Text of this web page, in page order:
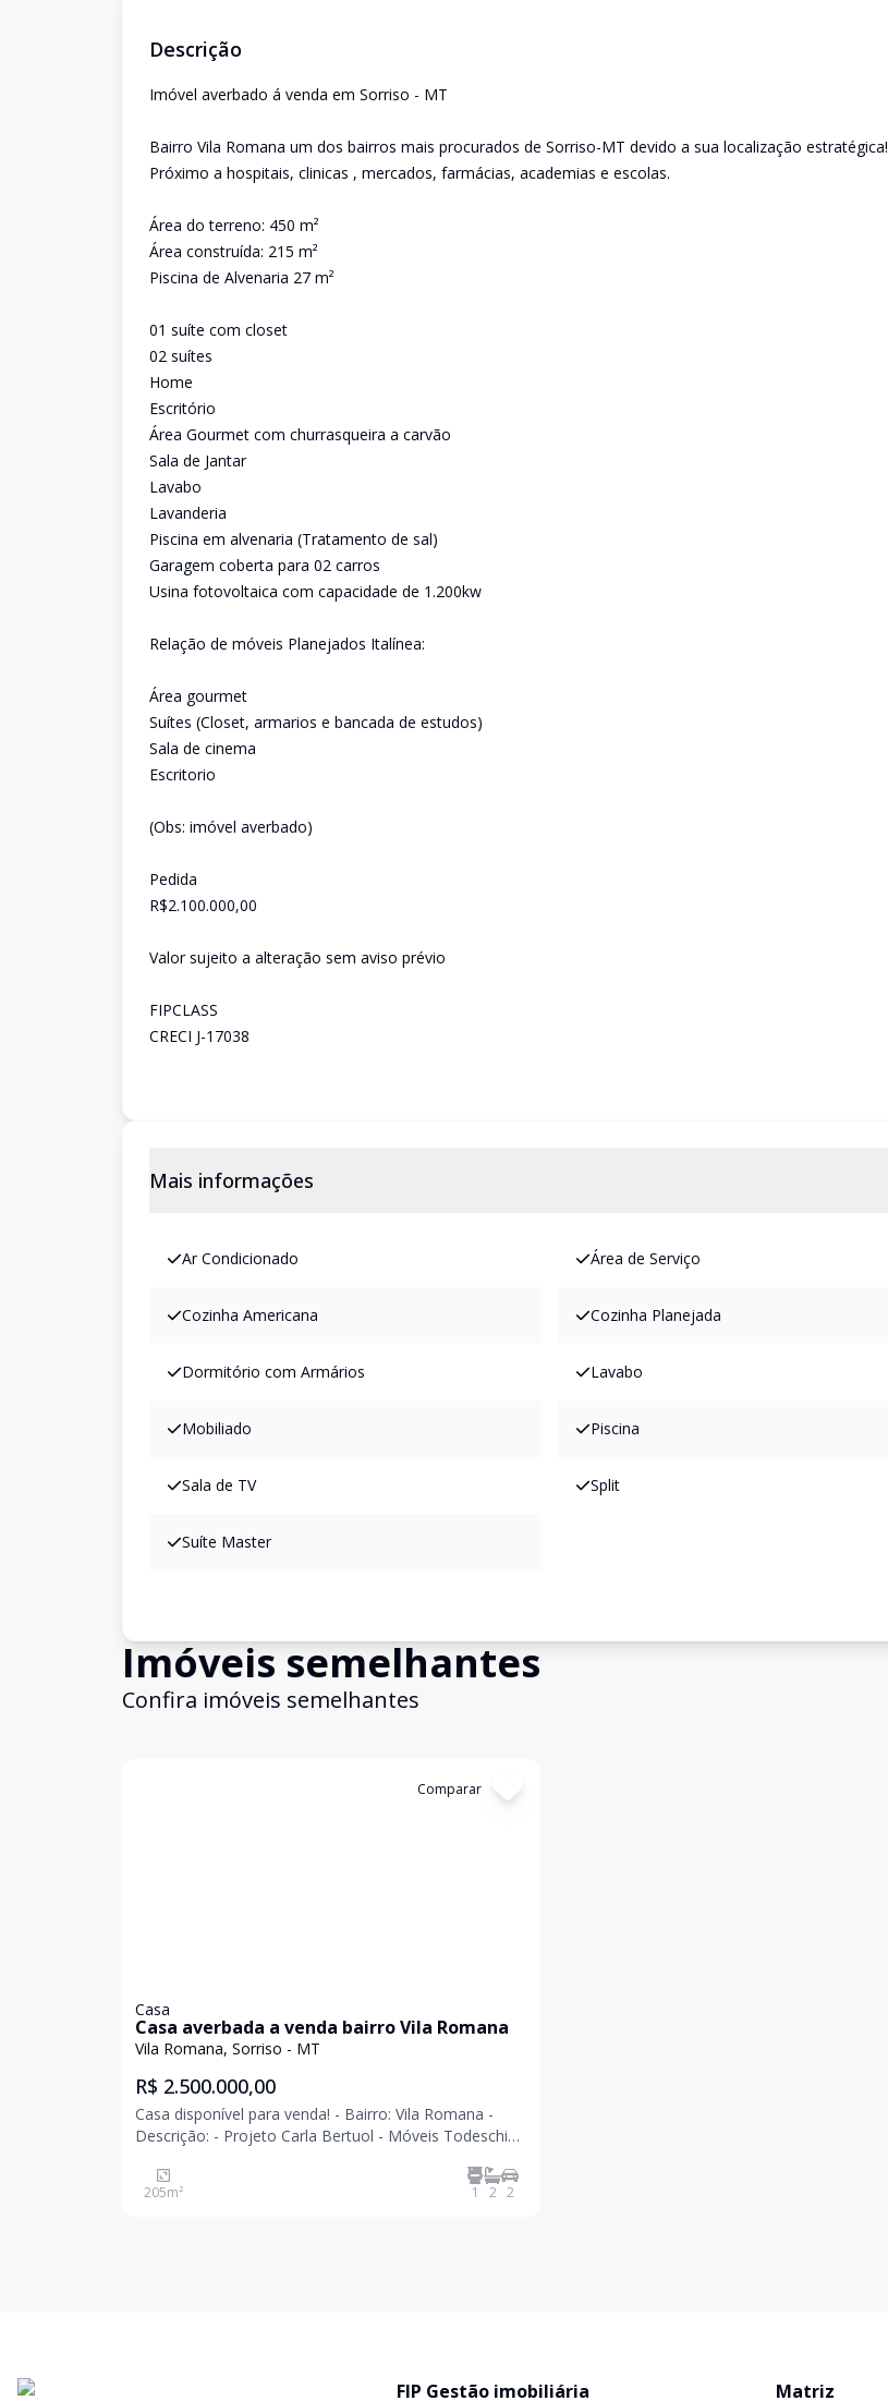
Descrição
Imóvel averbado á venda em Sorriso - MT
Bairro Vila Romana um dos bairros mais procurados de Sorriso-MT devido a sua localização estratégica!
Próximo a hospitais, clinicas , mercados, farmácias, academias e escolas.
Área do terreno: 450 m²
Área construída: 215 m²
Piscina de Alvenaria 27 m²
01 suíte com closet
02 suítes
Home
Escritório
Área Gourmet com churrasqueira a carvão
Sala de Jantar
Lavabo
Lavanderia
Piscina em alvenaria (Tratamento de sal)
Garagem coberta para 02 carros
Usina fotovoltaica com capacidade de 1.200kw
Relação de móveis Planejados Italínea:
Área gourmet
Suítes (Closet, armarios e bancada de estudos)
Sala de cinema
Escritorio
(Obs: imóvel averbado)
Pedida
R$2.100.000,00
Valor sujeito a alteração sem aviso prévio
FIPCLASS
CRECI J-17038
Mais informações
Ar Condicionado Área de Serviço
Cozinha Americana Cozinha Planejada
Dormitório com Armários Lavabo
Mobiliado Piscina
Sala de TV Split
Suíte Master
Imóveis semelhantes
Confira imóveis semelhantes
Comparar
Casa
Casa averbada a venda bairro Vila Romana
Vila Romana, Sorriso - MT
R$ 2.500.000,00
Casa disponível para venda! - Bairro: Vila Romana -
Descrição: - Projeto Carla Bertuol - Móveis Todeschini
closet - 01 suíte - Sala de home com projetor de
205m² 1 2 2
FIP Gestão imobiliária Matriz